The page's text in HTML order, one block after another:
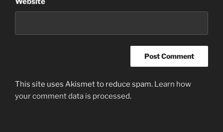
This site uses Akismet to reduce spam. Learn how
your comment data is processed.